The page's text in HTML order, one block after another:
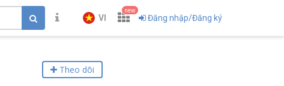
VI
new
Đăng nhập/Đăng ký
Theo dõi